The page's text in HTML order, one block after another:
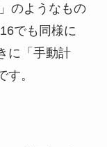
のようなもの
でも同様に
に「手動計
。